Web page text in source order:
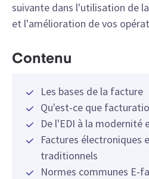
suivante dans l'utilisation de
et l'amélioration de vos
Contenu
Les bases de la facture
Qu'est-ce que
De l'EDI à la modernité
Factures électroniques
traditionnels
Normes communes E-